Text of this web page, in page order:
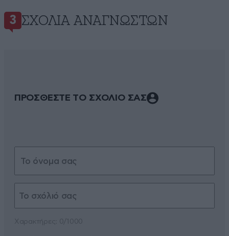
3 ΣΧΌΛΙΑ ΑΝΑΓΝΩΣΤΏΝ
ΠΡΟΣΘΕΣΤΕ ΤΟ ΣΧΟΛΙΟ ΣΑΣ